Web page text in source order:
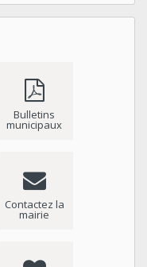
Bulletins
municipaux
Contactez la
mairie